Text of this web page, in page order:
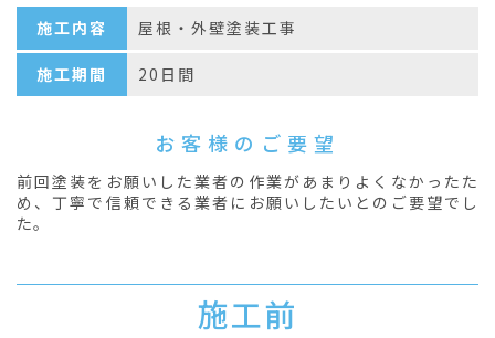
施工内容 屋根・外壁塗装工事
施工期間 20日間
お客様のご要望
前回塗装をお願いした業者の作業があまりよくなかったた
め、丁寧で信頼できる業者にお願いしたいとのご要望でし
た。
施工前